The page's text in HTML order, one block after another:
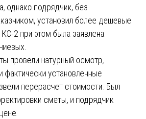
однако подрядчик, без
установил более дешевые
2 при этом была заявлена
провели натурный осмотр,
фактически установленные
перерасчет стоимости. Был
сметы, и подрядчик